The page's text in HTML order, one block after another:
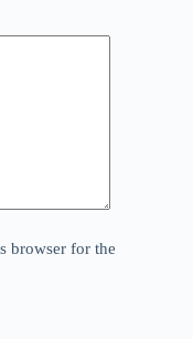
browser for the